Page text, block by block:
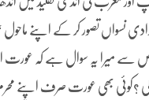
نسواں تصور کر کے اپنے ماحول
سے میرا یہ سوال ہے کہ
؟کوئی بھی عورت صرف اپنے